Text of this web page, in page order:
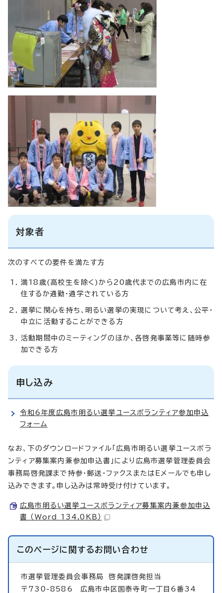
対象者
次のすべての要件を満たす方
満18歳(高校生を除く)から20歳代までの広島市内に在
住するか通勤・通学されている方
選挙に関心を持ち、明るい選挙の実現について考え、公平・
中立に活動することができる方
活動期間中のミーティングのほか、各啓発事業等に随時参
加できる方
申し込み
令和6年度広島市明るい選挙ユースボランティア参加申込
フォーム
なお、下のダウンロードファイル「広島市明るい選挙ユースボラ
ンティア募集案内兼参加申込書」により広島市選挙管理委員会
事務局啓発課まで持参・郵送・ファクスまたはEメールでも申し
込みできます。申し込みは常時受け付けています。
広島市明るい選挙ユースボランティア募集案内兼参加申込
書 （Word 134.0KB）
このページに関するお問い合わせ
市選挙管理委員会事務局啓発課啓発担当
〒730-8586 広島市中区国泰寺町一丁目6番34